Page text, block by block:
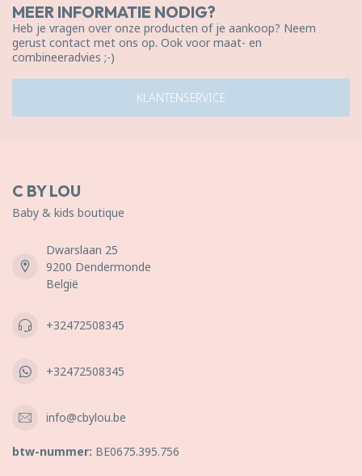
MEER INFORMATIE NODIG?
Heb je vragen over onze producten of je aankoop? Neem
gerust contact met ons op. Ook voor maat- en
combineeradvies ;-)
KLANTENSERVICE
C BY LOU
Baby & kids boutique
Dwarslaan 25
9200 Dendermonde
België
+32472508345
+32472508345
info@cbylou.be
btw-nummer: BE0675.395.756